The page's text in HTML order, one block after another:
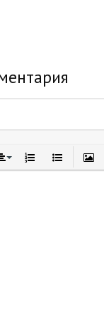
Нумерованный